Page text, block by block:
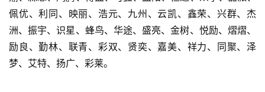
佩优、利同、映丽、浩元、九州、云凯、鑫荣、兴群、杰
洲、振宇、识星、蜂鸟、华途、盛亮、金树、悦励、熠熠、
励良、勤林、联青、彩双、贤奕、嘉美、祥力、同聚、泽
梦、艾特、扬广、彩莱。